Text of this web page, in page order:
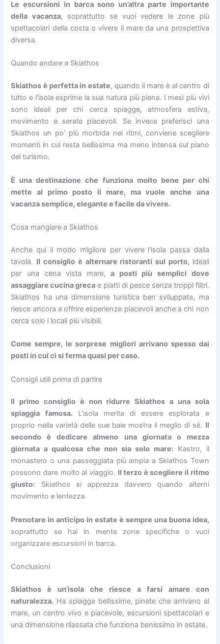
Le escursioni in barca sono un’altra parte importante
della vacanza, soprattutto se vuoi vedere le zone più
spettacolari della costa o vivere il mare da una prospettiva
diversa.
Quando andare a Skiathos
Skiathos è perfetta in estate, quando il mare è al centro di
tutto e l’isola esprime la sua natura più piena. I mesi più vivi
sono ideali per chi cerca spiagge, atmosfera estiva,
movimento e serate piacevoli. Se invece preferisci una
Skiathos un po’ più morbida nei ritmi, conviene scegliere
momenti in cui resta bellissima ma meno intensa sul piano
del turismo.
È una destinazione che funziona molto bene per chi
mette al primo posto il mare, ma vuole anche una
vacanza semplice, elegante e facile da vivere.
Cosa mangiare a Skiathos
Anche qui il modo migliore per vivere l’isola passa dalla
tavola. Il consiglio è alternare ristoranti sul porto, ideali
per una cena vista mare, a posti più semplici dove
assaggiare cucina greca e piatti di pesce senza troppi filtri.
Skiathos ha una dimensione turistica ben sviluppata, ma
riesce ancora a offrire esperienze piacevoli anche a chi non
cerca solo i locali più visibili.
Come sempre, le sorprese migliori arrivano spesso dai
posti in cui ci si ferma quasi per caso.
Consigli utili prima di partire
Il primo consiglio è non ridurre Skiathos a una sola
spiaggia famosa.L’isola merita di essere esplorata e
proprio nella varietà delle sue baie mostra il meglio di sé. Il
secondo è dedicare almeno una giornata o mezza
giornata a qualcosa che non sia solo mare:Kastro, il
monastero o una passeggiata più ampia a Skiathos Town
possono dare molto al viaggio. Il terzo è scegliere il ritmo
giusto: Skiathos si apprezza davvero quando alterni
movimento e lentezza.
Prenotare in anticipo in estate è sempre una buona idea,
soprattutto se hai in mente zone specifiche o vuoi
organizzare escursioni in barca.
Conclusioni
Skiathos è un’isola che riesce a farsi amare con
naturalezza. Ha spiagge bellissime, pinete che arrivano al
mare, un centro vivo e piacevole, escursioni spettacolari e
una dimensione rilassata che funziona benissimo in estate.